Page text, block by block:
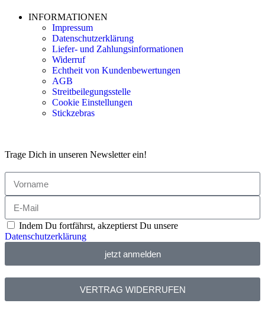
INFORMATIONEN
Impressum
Datenschutzerklärung
Liefer- und Zahlungsinformationen
Widerruf
Echtheit von Kundenbewertungen
AGB
Streitbeilegungsstelle
Cookie Einstellungen
Stickzebras
Trage Dich in unseren Newsletter ein!
Indem Du fortfährst, akzeptierst Du unsere
Datenschutzerklärung
jetzt anmelden
VERTRAG WIDERRUFEN